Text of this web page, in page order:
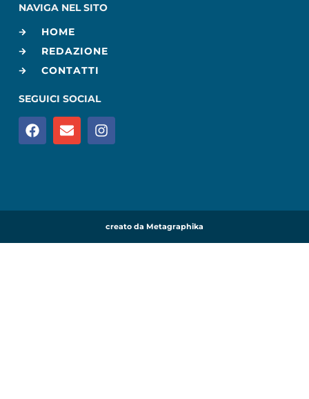
NAVIGA NEL SITO
HOME
REDAZIONE
CONTATTI
SEGUICI SOCIAL
creato da Metagraphika